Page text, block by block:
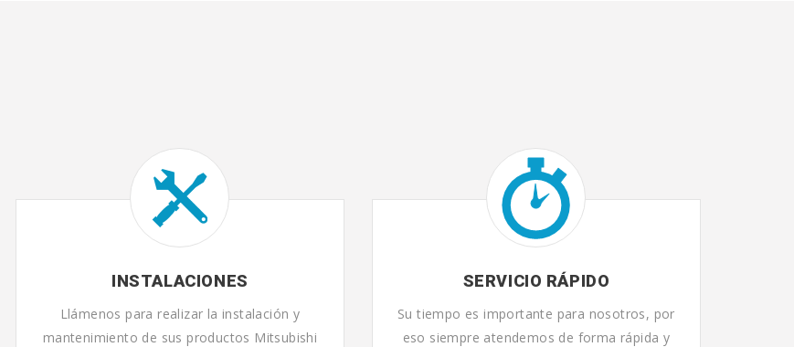
INSTALACIONES
Llámenos para realizar la instalación y
mantenimiento de sus productos Mitsubishi
SERVICIO RÁPIDO
Su tiempo es importante para nosotros, por
eso siempre atendemos de forma rápida y